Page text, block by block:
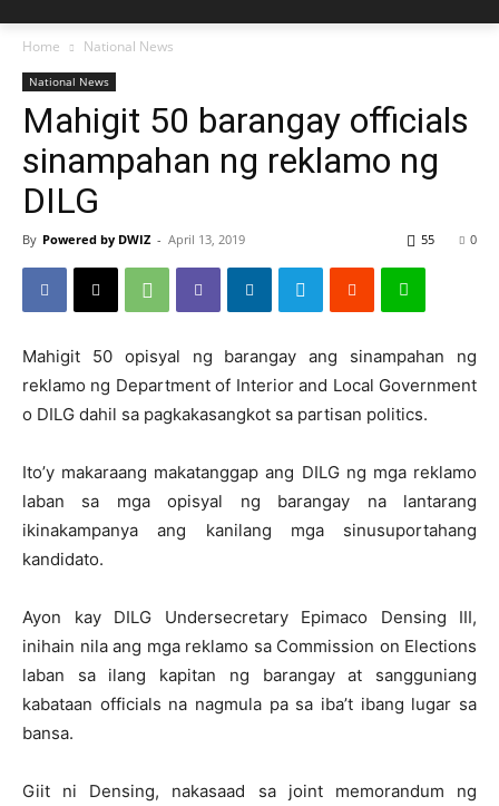
Home National News
National News
Mahigit 50 barangay officials
sinampahan ng reklamo ng
DILG
By Powered by DWIZ - April 13, 2019 0
55
Mahigit 50 opisyal ng barangay ang sinampahan ng
reklamo ng Department of Interior and Local Government
o DILG dahil sa pagkakasangkot sa partisan politics.
Ito’y makaraang makatanggap ang DILG ng mga reklamo
laban sa mga opisyal ng barangay na lantarang
ikinakampanya ang kanilang mga sinusuportahang
kandidato.
Ayon kay DILG Undersecretary Epimaco Densing III,
inihain nila ang mga reklamo sa Commission on Elections
laban sa ilang kapitan ng barangay at sangguniang
kabataan officials na nagmula pa sa iba’t ibang lugar sa
bansa.
Giit ni Densing, nakasaad sa joint memorandum ng